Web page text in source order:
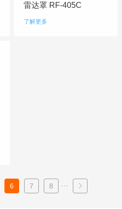
雷达罩 RF-405C
了解更多
6 7 8 ···